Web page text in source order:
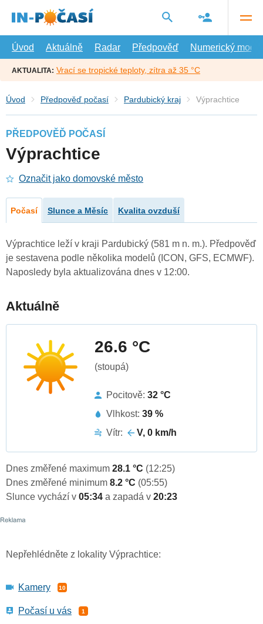
hlavní
Úvod
Aktuálně Radar Předpověď Numerický model
AKTUALITA: Vrací se tropické teploty, zítra až 35 °C
Úvod Předpověď počasí Pardubický kraj Výprachtice
PŘEDPOVĚĎ POČASÍ
Výprachtice
Označit jako domovské město
Počasí Slunce a Měsíc Kvalita ovzduší
Výprachtice leží v kraji Pardubický (581 m n. m.). Předpověď
je sestavena podle několika modelů (ICON, GFS, ECMWF).
Naposledy byla aktualizována dnes v 12:00.
Aktuálně
26.6 °C
(stoupá)
Pocitově: 32 °C
Vlhkost: 39 %
Vítr:
V, 0 km/h
Dnes změřené maximum 28.1 °C (12:25)
Dnes změřené minimum 8.2 °C (05:55)
Slunce vychází v 05:34 a zapadá v 20:23
Nepřehlédněte z lokality Výprachtice:
Kamery 10
Počasí u vás 1